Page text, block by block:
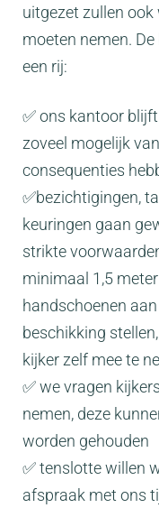
uitgezet zullen
moeten nemen.
een rij:
✅ ons kantoor
zoveel mogelijk
consequenties
✅bezichtigingen,
keuringen gaan
strikte
minimaal 1,5
handschoenen
beschikking
kijker zelf mee te
✅ we vragen
nemen, deze
worden gehouden
✅ tenslotte willen
afspraak met ons